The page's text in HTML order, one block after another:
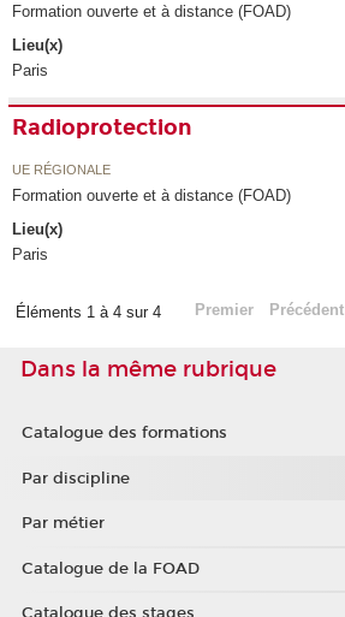
Formation ouverte et à distance (FOAD)
Lieu(x)
Paris
Radioprotection
UE RÉGIONALE
Formation ouverte et à distance (FOAD)
Lieu(x)
Paris
Éléments 1 à 4 sur 4 Premier Précédent
Dans la même rubrique
Catalogue des formations
Par discipline
Par métier
Catalogue de la FOAD